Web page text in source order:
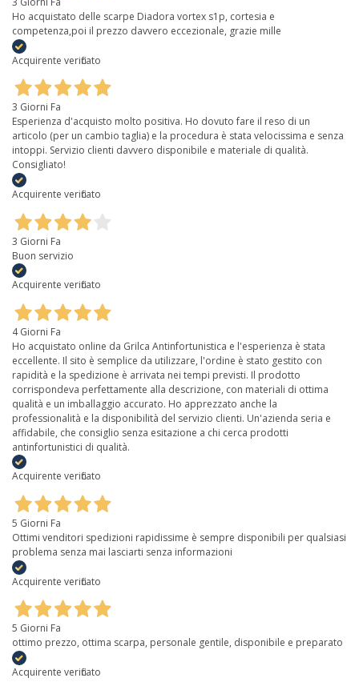
Ho acquistato delle scarpe Diadora vortex s1p, cortesia e
competenza,poi il prezzo davvero eccezionale, grazie mille
Acquirente verificato
3 Giorni Fa
Esperienza d'acquisto molto positiva. Ho dovuto fare il reso di un
articolo (per un cambio taglia) e la procedura è stata velocissima e senza
intoppi. Servizio clienti davvero disponibile e materiale di qualità.
Consigliato!
Acquirente verificato
3 Giorni Fa
Buon servizio
Acquirente verificato
4 Giorni Fa
Ho acquistato online da Grilca Antinfortunistica e l'esperienza è stata
eccellente. Il sito è semplice da utilizzare, l'ordine è stato gestito con
rapidità e la spedizione è arrivata nei tempi previsti. Il prodotto
corrispondeva perfettamente alla descrizione, con materiali di ottima
qualità e un imballaggio accurato. Ho apprezzato anche la
professionalità e la disponibilità del servizio clienti. Un'azienda seria e
affidabile, che consiglio senza esitazione a chi cerca prodotti
antinfortunistici di qualità.
Acquirente verificato
5 Giorni Fa
Ottimi venditori spedizioni rapidissime è sempre disponibili per qualsiasi
problema senza mai lasciarti senza informazioni
Acquirente verificato
5 Giorni Fa
ottimo prezzo, ottima scarpa, personale gentile, disponibile e preparato
Acquirente verificato